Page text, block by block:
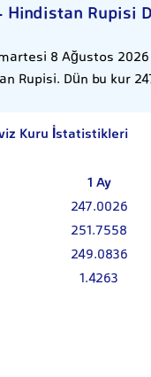
Rupisi
8 Ağustos 2026
Rupisi. Dün bu kur
Kuru İstatistikleri
1 Ay
247.0026
251.7558
249.0836
1.4263